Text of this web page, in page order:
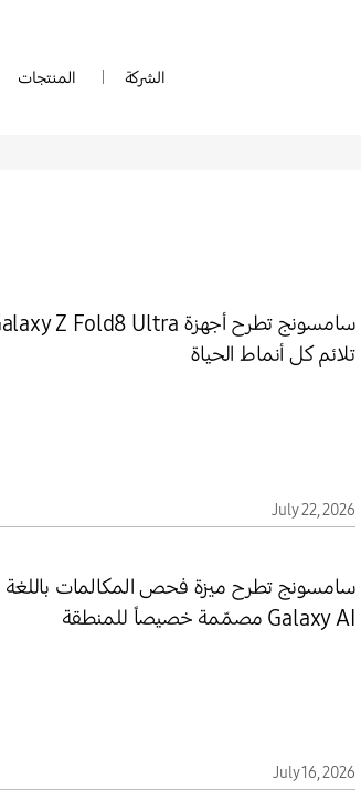
الشركة المنتجات
تلائم كل أنماط الحياة
July 22, 2026
سامسونج تطرح ميزة فحص المكالمات باللغة
Galaxy AI مصمّمة خصيصاً للمنطقة
July 16, 2026